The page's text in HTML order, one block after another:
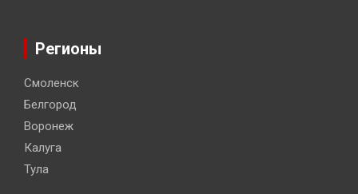
Регионы
Смоленск
Белгород
Воронеж
Калуга
Тула